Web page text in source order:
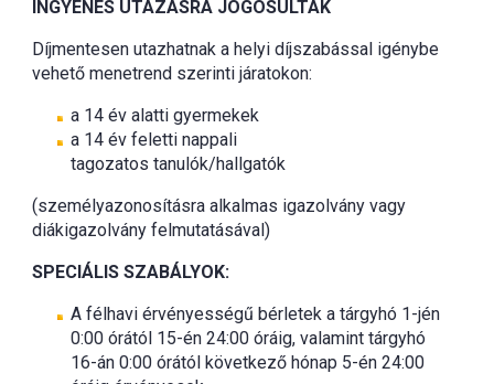
INGYENES UTAZÁSRA JOGOSULTAK
Díjmentesen utazhatnak a helyi díjszabással igénybe
vehető menetrend szerinti járatokon:
a 14 év alatti gyermekek
a 14 év feletti nappali
tagozatos tanulók/hallgatók
(személyazonosításra alkalmas igazolvány vagy
diákigazolvány felmutatásával)
SPECIÁLIS SZABÁLYOK:
A félhavi érvényességű bérletek a tárgyhó 1-jén
0:00 órától 15-én 24:00 óráig, valamint tárgyhó
16-án 0:00 órától következő hónap 5-én 24:00